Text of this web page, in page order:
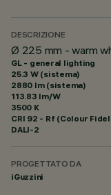
DESCRIZIONE
Ø 225 mm - warm
GL - general lighting
25.3 W (sistema)
2880 lm (sistema)
113.83 lm/W
3500 K
CRI 92 - Rf (Colour
DALI-2
PROGETTATO DA
iGuzzini